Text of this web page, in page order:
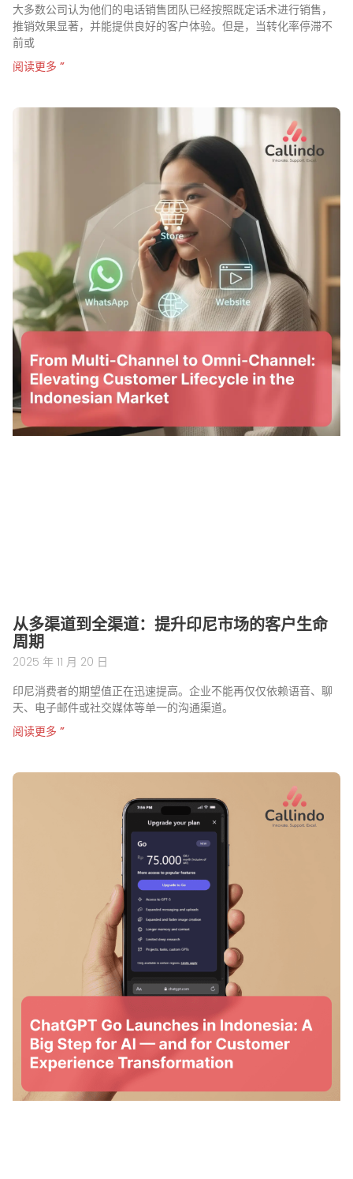
大多数公司认为他们的电话销售团队已经按照既定话术进行销售，
推销效果显著，并能提供良好的客户体验。但是，当转化率停滞不
前或
阅读更多 ”
从多渠道到全渠道：提升印尼市场的客户生命
周期
2025 年 11 月 20 日
印尼消费者的期望值正在迅速提高。企业不能再仅仅依赖语音、聊
天、电子邮件或社交媒体等单一的沟通渠道。
阅读更多 ”